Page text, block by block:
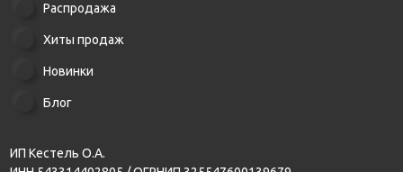
Распродажа
Хиты продаж
Новинки
Блог
ИП Кестель О.А.